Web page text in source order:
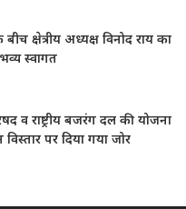
क्षेत्रीय अध्यक्ष विनोद राय का
स्वागत
व राष्ट्रीय बजरंग दल की योजना
पर दिया गया जोर